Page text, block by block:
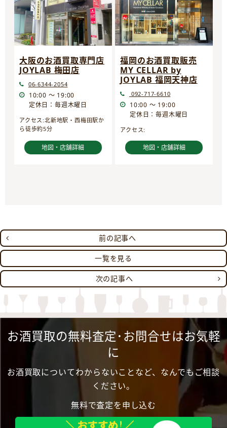
大阪のお酒買取専門店
JOYLAB 梅田店
06-6344-2054
10:00 ～ 19:00
定休日：毎週木曜日
アクセス:北新地駅・西梅田駅か
ら徒歩約5分
地図・店舗詳細
福岡のお酒買取販売
MY CELLAR by
JOYLAB 福岡天神店
092-717-6610
10:00 ～ 19:00
定休日：毎週木曜日
アクセス:
地図・店舗詳細
前の記事へ
一覧を見る
次の記事へ
お酒買取の無料査定･お問合せはお気軽
に
お酒買取についてわからないことなど、なんでもご相談
ください。
無料で査定を申し込む